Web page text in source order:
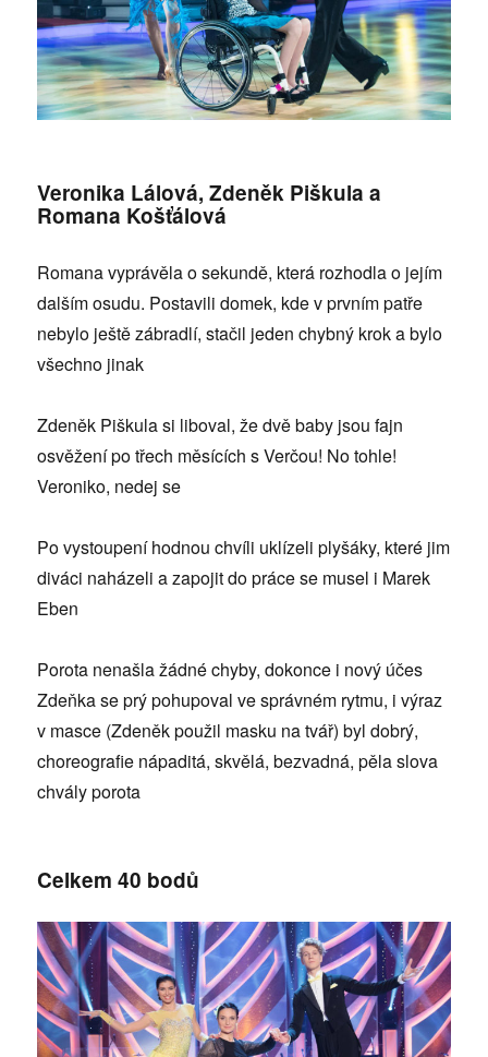
Veronika Lálová, Zdeněk Piškula a
Romana Košťálová
Romana vyprávěla o sekundě, která rozhodla o jejím
dalším osudu. Postavili domek, kde v prvním patře
nebylo ještě zábradlí, stačil jeden chybný krok a bylo
všechno jinak
Zdeněk Piškula si liboval, že dvě baby jsou fajn
osvěžení po třech měsících s Verčou! No tohle!
Veroniko, nedej se
Po vystoupení hodnou chvíli uklízeli plyšáky, které jim
diváci naházeli a zapojit do práce se musel i Marek
Eben
Porota nenašla žádné chyby, dokonce i nový účes
Zdeňka se prý pohupoval ve správném rytmu, i výraz
v masce (Zdeněk použil masku na tvář) byl dobrý,
choreografie nápaditá, skvělá, bezvadná, pěla slova
chvály porota
Celkem 40 bodů